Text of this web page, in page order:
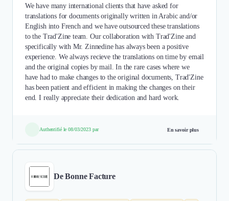
We have many international clients that have asked for
translations for documents originally written in Arabic and/or
English into French and we have outsourced these translations
to the Trad'Zine team. Our collaboration with Trad'Zine and
specifically with Mr. Zinnedine has always been a positive
experience. We always recieve the translations on time by email
and the original copies by mail. In the rare cases where we
have had to make changes to the original documents, Trad'Zine
has been patient and efficient in making the changes on their
end. I really appreciate their dedication and hard work.
Authentifié le 08/03/2023 par En savoir plus
De Bonne Facture